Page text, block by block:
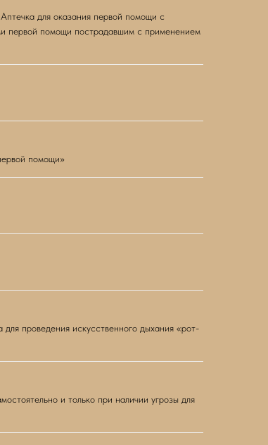
для оказания первой помощи с
первой помощи пострадавшим с применением
помощи»
проведения искусственного дыхания «рот-
и только при наличии угрозы для